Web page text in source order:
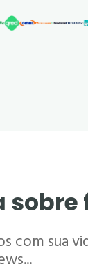
com sua